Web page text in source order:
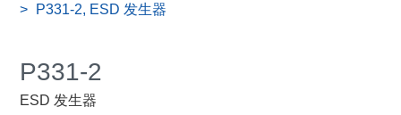
P331-2, ESD 发生器
P331-2
ESD 发生器